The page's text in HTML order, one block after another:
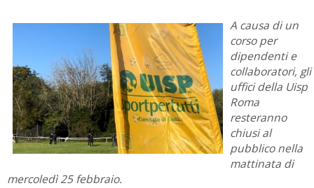
A causa di un
corso per
dipendenti e
collaboratori, gli
uffici della Uisp
Roma
resteranno
chiusi al
pubblico nella
mattinata di
mercoledì 25 febbraio.